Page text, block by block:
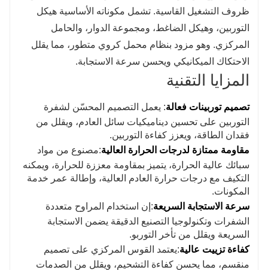
ظروف التشغيل القاسية. تشمل مكوناته الأساسية هيكل
التوربين، وهيكل الضاغط، ومجموعة الدوار، والحامل
المركزي. وهو مزود بنظام محمل كروي متطور، مما يقلل
الاحتكاك الميكانيكي ويحسن سرعة الاستجابة.
المزايا التقنية
تصميم توربينات فعالة: يعمل التصميم المحسّن لشفرة
التوربين على تحسين ديناميكيات سائل العادم، ويقلل من
فقدان الطاقة، ويعزز كفاءة التوربين.
مقاومة ممتازة لدرجات الحرارة العالية:مصنوع من مواد
سبائك عالية الحرارة، يتميز بمقاومة معززة للحرارة، ويمكنه
التكيف مع درجات حرارة العادم العالية، وإطالة عمر خدمة
المكونات.
سرعة الاستجابة السريعة:إن استخدام المراوح متعددة
الشفرات وتكنولوجيا التصنيع الدقيقة يضمن الاستجابة
السريعة ويقلل من تأخر التوربو.
كفاءة تزييت عالية:يعتمد القوس المركزي على تصميم
منقسم، مما يحسن كفاءة التشحيم، ويقلل من الصدمات